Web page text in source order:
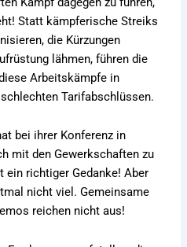
Statt kämpferische Streiks
die Kürzungen
lähmen, führen die
Arbeitskämpfe in
Tarifabschlüssen.
bei ihrer Konferenz in
mit den Gewerkschaften zu
ein richtiger Gedanke! Aber
nicht viel. Gemeinsame
reichen nicht aus!